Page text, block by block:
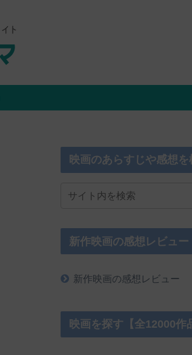
映画のあらすじや感想を
新作映画の感想レビュー
新作映画の感想レビュー
映画を探す【全12000作